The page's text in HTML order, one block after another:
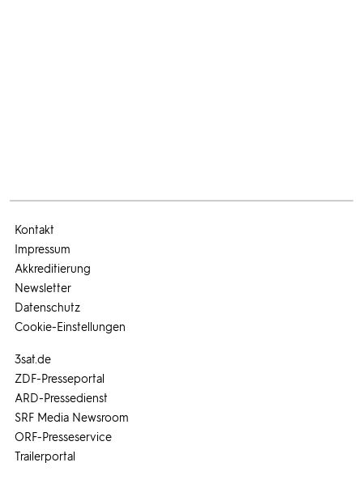
3sat.de
ZDF-Presseportal
ARD-Pressedienst
SRF Media Newsroom
ORF-Presseservice
Trailerportal
Kontakt
Impressum
Akkreditierung
Newsletter
Datenschutz
Cookie-Einstellungen